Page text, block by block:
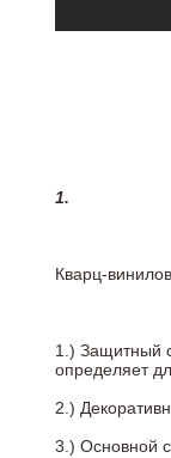
1.
Кварц-
1.) Защитный
определяет
2.)
3.) Основной